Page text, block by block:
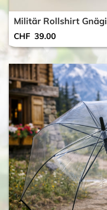
Militär Rollshirt Gnägi
CHF 39.00